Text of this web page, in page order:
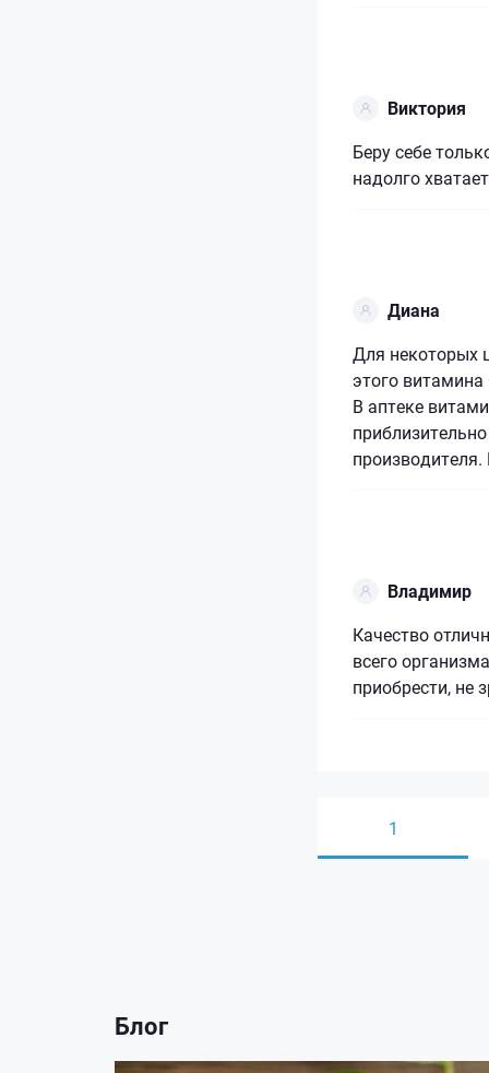
Виктория
Беру себе
надолго
Диана
Для некоторых
этого
В аптеке
Владимир
Качество
всего
приобрести, не
1
Блог